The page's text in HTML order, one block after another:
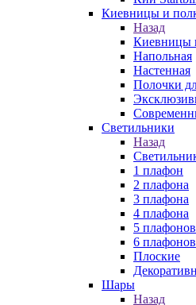
Киевницы и
Назад
Киевницы
Напольная
Настенная
Полочки
Светильники
Назад
1 плафон
2 плафона
3 плафона
4 плафона
5 плафонов
6 плафонов
Плоские
Шары
Назад